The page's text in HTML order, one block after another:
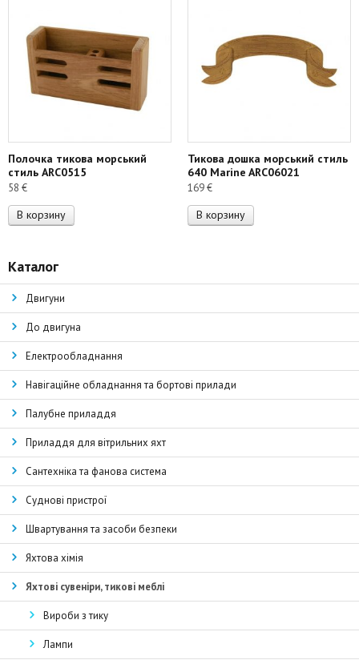
Полочка тикова морський
стиль ARC0515
58 €
В корзину
Тикова дошка морський стиль
640 Marine ARC06021
169€
В корзину
Каталог
Двигуни
До двигуна
Електрообладнання
Навігаційне обладнання та бортові прилади
Палубне приладдя
Приладдя для вітрильних яхт
Сантехніка та фанова система
Суднові пристрої
Швартування та засоби безпеки
Яхтова хімія
Яхтові сувеніри, тикові меблі
Вироби з тику
Лампи